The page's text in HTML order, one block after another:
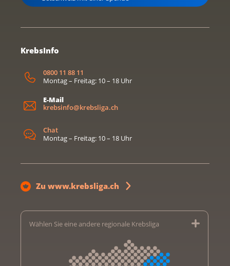
KrebsInfo
0800 11 88 11
Montag – Freitag: 10 – 18 Uhr
E-Mail
krebsinfo@krebsliga.ch
Chat
Montag – Freitag: 10 – 18 Uhr
Zu www.krebsliga.ch
Wählen Sie eine andere regionale Krebsliga